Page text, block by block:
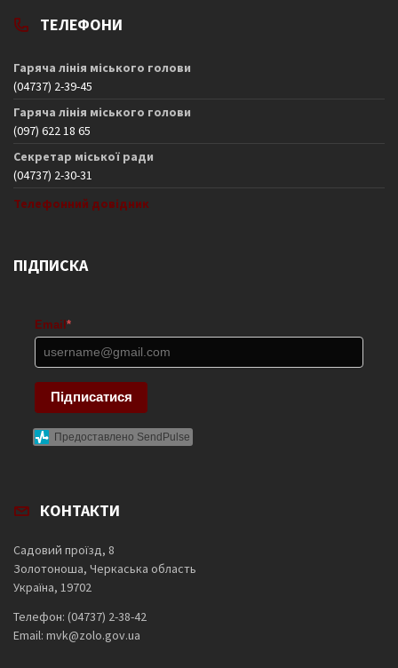
ТЕЛЕФОНИ
Гаряча лінія міського голови
(04737) 2-39-45
Гаряча лінія міського голови
(097) 622 18 65
Секретар міської ради
(04737) 2-30-31
Телефонний довідник
ПІДПИСКА
Email *
Підписатися
Предоставлено SendPulse
КОНТАКТИ
Садовий проїзд, 8
Золотоноша, Черкаська область
Україна, 19702
Телефон: (04737) 2-38-42
Email: mvk@zolo.gov.ua